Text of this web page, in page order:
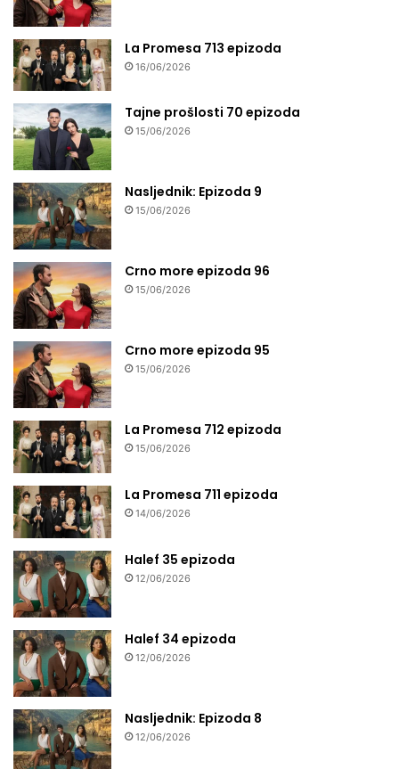
La Promesa 713 epizoda
16/06/2026
Tajne prošlosti 70 epizoda
15/06/2026
Nasljednik: Epizoda 9
15/06/2026
Crno more epizoda 96
15/06/2026
Crno more epizoda 95
15/06/2026
La Promesa 712 epizoda
15/06/2026
La Promesa 711 epizoda
14/06/2026
Halef 35 epizoda
12/06/2026
Halef 34 epizoda
12/06/2026
Nasljednik: Epizoda 8
12/06/2026